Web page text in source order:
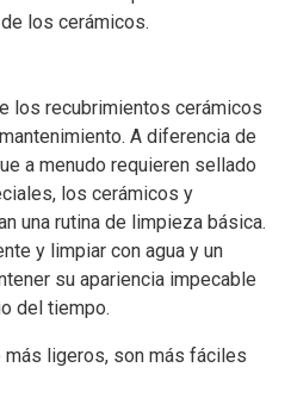
los cerámicos.
los recubrimientos cerámicos
A diferencia de
a menudo requieren sellado
los cerámicos y
una rutina de limpieza básica.
y limpiar con agua y un
su apariencia impecable
del tiempo.
más ligeros, son más fáciles